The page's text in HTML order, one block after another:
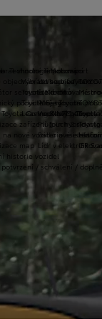
vhodné financování
Vybrat vhodné
Toyota Kredit
Toyota Easy
Leasing KINTO One
do servisu
servisních úkonů
portál Moje Toyota
Connected/MyToyota
zařízení Touch 2 s
na nové vozidlo a asistenční
map
historie vozidel
potvrzení / schválení /
Technologie pohonu
Let's go beyond
Elektrifikované
Plně hybridní
Vodíkový palivový
Plug-in hybrid
Bateriové
Lídr v
Motorsport
GR